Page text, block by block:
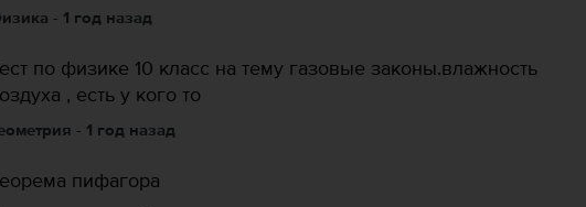
- 1 год назад
по физике 10 класс на тему газовые законы.влажность
, есть у кого то
- 1 год назад
пифагора